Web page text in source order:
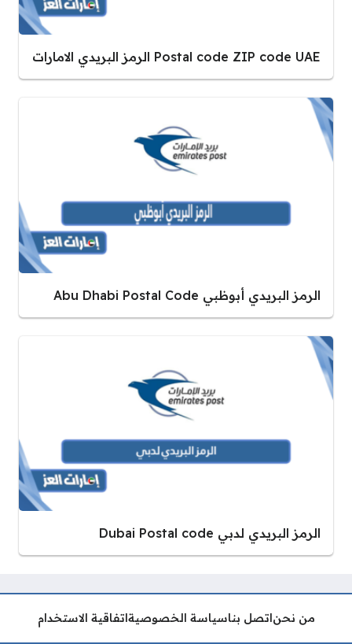
Postal code ZIP code UAE الرمز البريدي الامارات
الرمز البريدي أبوظبي Abu Dhabi Postal Code
الرمز البريدي لدبي Dubai Postal code
من نحناتصل بناسياسة الخصوصيةاتفاقية الاستخدام